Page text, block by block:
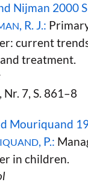
Nijman 2000 S
, R. J.:
current
treatment.
7, S. 861–8
Mouriquand
, P.:
in children.